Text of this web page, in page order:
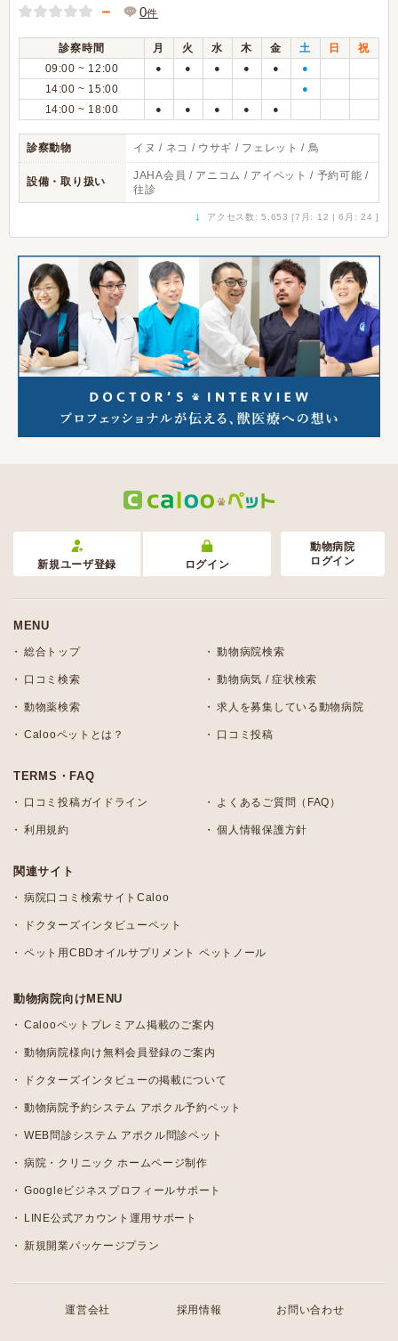
－ 0件
診察時間 月 火 水 木 金 土 日
祝
09:00 ~ 12:00
● ● ● ● ● ●
14:00 ~ 15:00 ●
14:00 ~ 18:00 ● ● ● ● ●
診察動物 イヌ / ネコ / ウサギ / フェレット / 鳥
設備・取り扱い
JAHA会員 / アニコム / アイペット / 予約可能 /
往診
↓ アクセス数: 5,653 [7月: 12 | 6月: 24 ]
新規ユーザ登録 ログイン
動物病院
ログイン
MENU
総合トップ 動物病院検索
口コミ検索 動物病気 / 症状検索
動物薬検索 求人を募集している動物病院
Calooペットとは？ 口コミ投稿
TERMS・FAQ
口コミ投稿ガイドライン よくあるご質問（FAQ）
利用規約 個人情報保護方針
関連サイト
病院口コミ検索サイトCaloo
ドクターズインタビューペット
ペット用CBDオイルサプリメント ペットノール
動物病院向けMENU
Calooペットプレミアム掲載のご案内
動物病院様向け無料会員登録のご案内
ドクターズインタビューの掲載について
動物病院予約システム アポクル予約ペット
WEB問診システム アポクル問診ペット
病院・クリニック ホームページ制作
Googleビジネスプロフィールサポート
LINE公式アカウント運用サポート
新規開業パッケージプラン
運営会社 採用情報 お問い合わせ